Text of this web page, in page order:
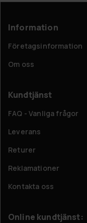
Information
Företagsinformation
Om oss
Kundtjänst
FAQ - Vanliga frågor
Leverans
Returer
Reklamationer
Kontakta oss
Online kundtjänst: